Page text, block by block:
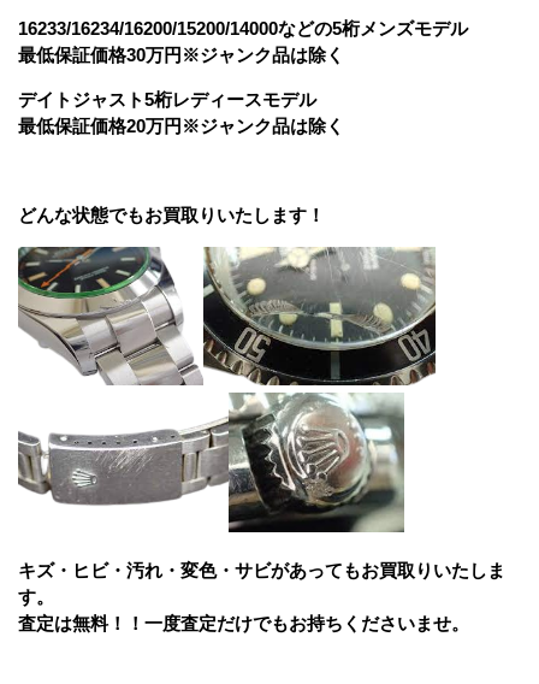
16233/16234/16200/15200/14000などの5桁メンズモデル
最低保証価格30万円 ※ジャンク品は除く
デイトジャスト5桁レディースモデル
最低保証価格20万円※ジャンク品は除く
どんな状態でもお買取りいたします！
キズ・ヒビ・汚れ・変色・サビがあってもお買取りいたしま
す。
査定は無料！！一度査定だけでもお持ちくださいませ。